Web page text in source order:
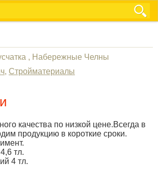
, Набережные Челны
, Стройматериалы
качества по низкой цене.Всегда в
продукцию в короткие сроки.
тл.
4 тл.